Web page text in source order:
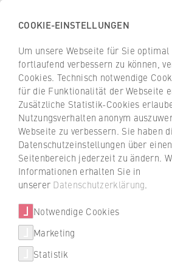
Z
u
ü
k
u
S
a
H
c
h
s
c
h
u
l
e
f
r
W
i
r
Z
u
r
ü
c
k
z
u
r
t
a
t
Über uns
Mitteilungsblätter
01/2016
Datum
04.01.2016
Inhaltsverzeichnis 2015
02/2016
Datum
COOKIE-EINSTELLUNGEN
Um unsere Webseite für Sie
fortlaufend verbessern zu können,
Cookies. Technisch notwendige
für die Funktionalität der Webseite
Zusätzliche Statistik-Cookies
Nutzungsverhalten anonym
Webseite zu verbessern. Sie haben
Datenschutzeinstellungen über
Seitenbereich jederzeit zu ändern.
Informationen erhalten Sie in
unserer Datenschutzerklärung
Notwendige Cookies
Marketing
Statistik